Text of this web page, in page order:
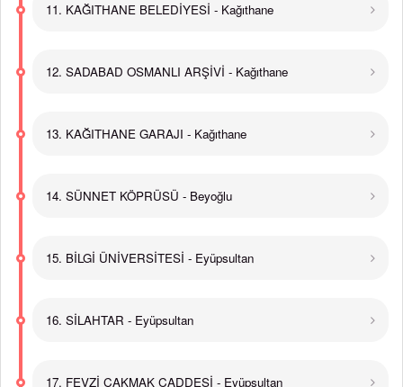
11. KAĞITHANE BELEDİYESİ - Kağıthane
12. SADABAD OSMANLI ARŞİVİ - Kağıthane
13. KAĞITHANE GARAJI - Kağıthane
14. SÜNNET KÖPRÜSÜ - Beyoğlu
15. BİLGİ ÜNİVERSİTESİ - Eyüpsultan
16. SİLAHTAR - Eyüpsultan
17. FEVZİ ÇAKMAK CADDESİ - Eyüpsultan